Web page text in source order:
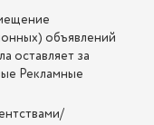
объявлений
оставляет за
Рекламные